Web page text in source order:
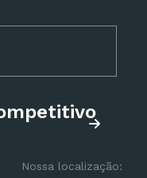
Nossa localização: